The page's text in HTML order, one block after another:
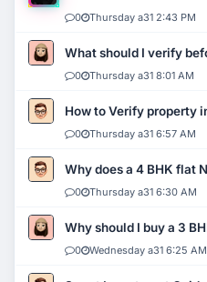
0 Thursday a31 2:43 PM
What should I verify
0 Thursday a31 8:01 AM
How to Verify property
0 Thursday a31 6:57 AM
Why does a 4 BHK flat
0 Thursday a31 6:30 AM
Why should I buy a 3
0 Wednesday a31 6:25 AM